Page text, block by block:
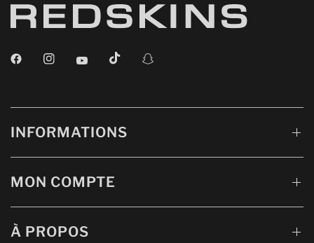
INFORMATIONS
MON COMPTE
À PROPOS